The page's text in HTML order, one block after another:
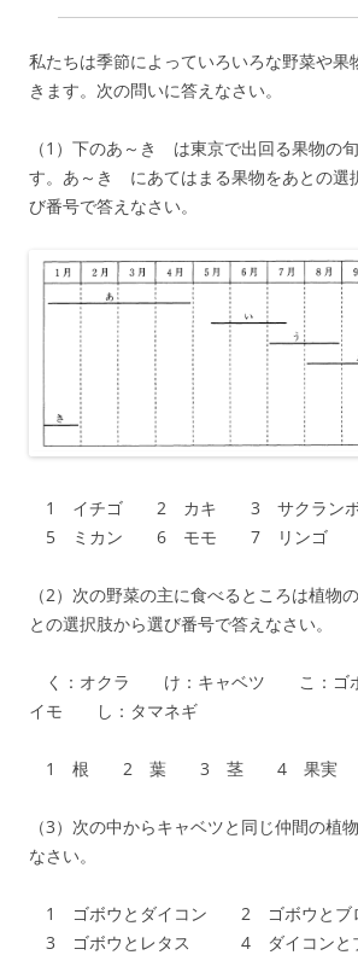
私たちは季節によっていろいろな野菜や果
きます。次の問いに答えなさい。
（1）下のあ～き は東京で出回る果物の
す。あ～き にあてはまる果物をあとの選
び番号で答えなさい。
1 イチゴ 2 カキ 3 サクラン
5 ミカン 6 モモ 7 リンゴ
（2）次の野菜の主に食べるところは植物
との選択肢から選び番号で答えなさい。
く：オクラ け：キャベツ こ：ゴ
イモ し：タマネギ
1 根 2 葉 3 茎 4 果実
（3）次の中からキャベツと同じ仲間の植
なさい。
1 ゴボウとダイコン 2 ゴボウとブ
3 ゴボウとレタス 4 ダイコンとブ